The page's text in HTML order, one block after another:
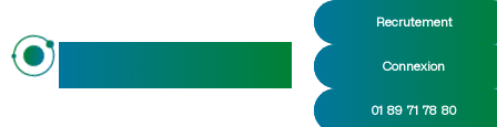
Recrutement
Connexion
01 89 71 78 80